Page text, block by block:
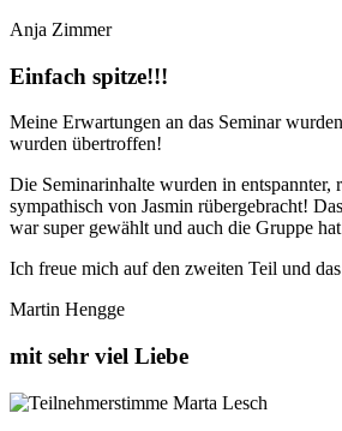
Anja Zimmer
Einfach spitze!!!
Meine Erwartungen an das Seminar
wurden übertroffen!
Die Seminarinhalte wurden in entspannter,
sympathisch von Jasmin rübergebracht!
war super gewählt und auch die Gruppe
Ich freue mich auf den zweiten Teil und
Martin Hengge
mit sehr viel Liebe